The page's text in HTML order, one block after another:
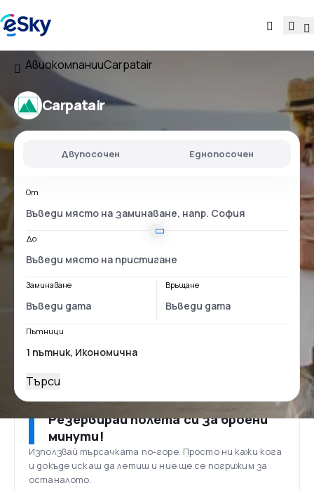
АвиокомпанииCarpatair
Carpatair
Двупосочен Еднопосочен
От
До
Заминаване Връщане
Пътници
Търси
Резервирай полета си за броени
минути!
Използвай търсачката по-горе. Просто ни кажи кога
и докъде искаш да летиш и ние ще се погрижим за
останалото.